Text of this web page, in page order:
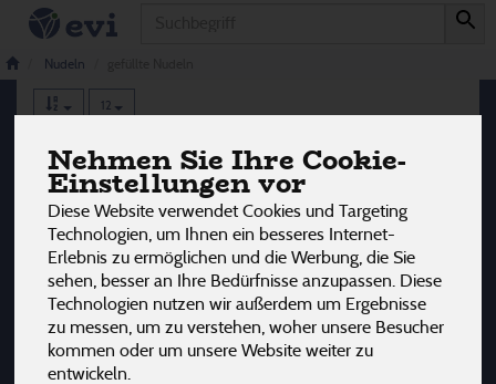
Nehmen Sie Ihre Cookie-
Einstellungen vor
Diese Website verwendet Cookies und Targeting
Technologien, um Ihnen ein besseres Internet-
Erlebnis zu ermöglichen und die Werbung, die Sie
sehen, besser an Ihre Bedürfnisse anzupassen. Diese
Technologien nutzen wir außerdem um Ergebnisse
zu messen, um zu verstehen, woher unsere Besucher
kommen oder um unsere Website weiter zu
entwickeln.
Nudeln
gefüllte Nudeln
12
Hersteller Ernährung Allergene